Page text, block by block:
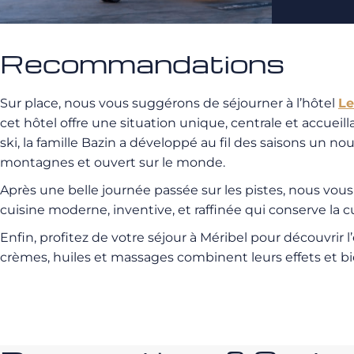
Recommandations
Sur place, nous vous suggérons de séjourner à l’hôtel
cet hôtel offre une situation unique, centrale et
ski, la famille Bazin a développé au fil des saisons un
montagnes et ouvert sur le monde.
Après une belle journée passée sur les pistes, nous
cuisine moderne, inventive, et raffinée qui conserve la
Enfin, profitez de votre séjour à Méribel pour découvrir
crèmes, huiles et massages combinent leurs effets et